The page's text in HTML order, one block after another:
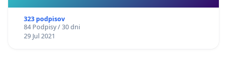
323 podpisov
84 Podpisy / 30 dni
29 Jul 2021